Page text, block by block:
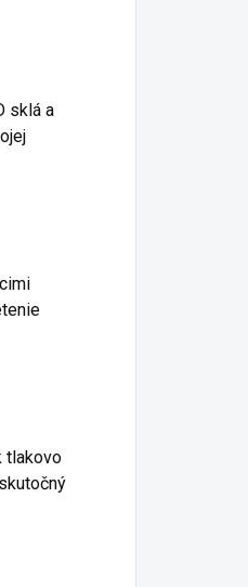
sklá a
tlakovo